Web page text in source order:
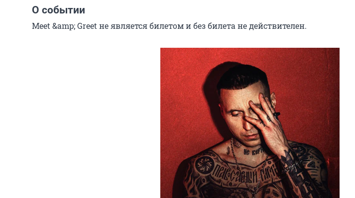
О событии
Meet &amp; Greet не является билетом и без билета не действителен.